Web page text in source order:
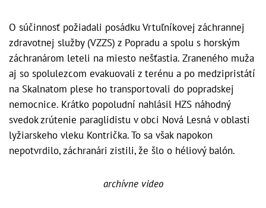
O súčinnosť požiadali posádku Vrtuľníkovej záchrannej
zdravotnej služby (VZZS) z Popradu a spolu s horským
záchranárom leteli na miesto nešťastia. Zraneného muža
aj so spolulezcom evakuovali z terénu a po medzipristátí
na Skalnatom plese ho transportovali do popradskej
nemocnice. Krátko popoludní nahlásil HZS náhodný
svedok zrútenie paraglidistu v obci Nová Lesná v oblasti
lyžiarskeho vleku Kontrička. To sa však napokon
nepotvrdilo, záchranári zistili, že šlo o héliový balón.
archívne video